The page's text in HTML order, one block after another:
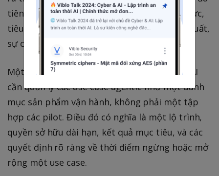
tiên use case, mức độ tự chủ trên mỗi lĩnh vực,
tiêu chuẩn kiểm soát tối thiểu, metric hiệu suất,
sự cố và tác động đến lực lượng lao động.
Một văn phòng chuyển đổi hoặc văn phòng AI
cần quản lý các use case agentic như một danh
mục sản phẩm vận hành, không phải một tập
hợp các pilot. Điều đó có nghĩa là một lộ trình,
quyền sở hữu dài hạn, kết quả mục tiêu, và các
quyết định rõ ràng về thời điểm ngừng hoặc mở
rộng một use case.